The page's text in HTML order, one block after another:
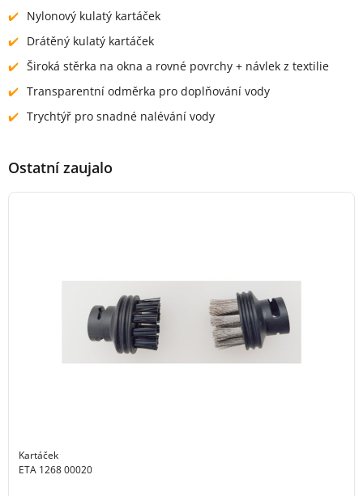
Nylonový kulatý kartáček
Drátěný kulatý kartáček
Široká stěrka na okna a rovné povrchy + návlek z textilie
Transparentní odměrka pro doplňování vody
Trychtýř pro snadné nalévání vody
Ostatní zaujalo
Kartáček
ETA 1268 00020